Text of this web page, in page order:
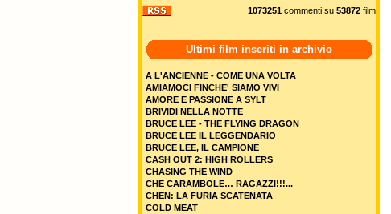
1073251 commenti su 53872 film
Ultimi film inseriti in archivio
A L'ANCIENNE - COME UNA VOLTA
AMIAMOCI FINCHE' SIAMO VIVI
AMORE E PASSIONE A SYLT
BRIVIDI NELLA NOTTE
BRUCE LEE - THE FLYING DRAGON
BRUCE LEE IL LEGGENDARIO
BRUCE LEE, IL CAMPIONE
CASH OUT 2: HIGH ROLLERS
CHASING THE WIND
CHE CARAMBOLE… RAGAZZI!!!...
CHEN: LA FURIA SCATENATA
COLD MEAT